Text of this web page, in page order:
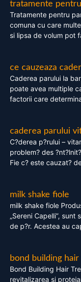
tratamente
Tratamente pentru
comuna cu care
si lipsa de volum pot
ce cauzeaza
Caderea parului la
poate avea multiple
factorii care
caderea parului
C?derea p?rului –
problem? des
Fie c? este cauzat?
milk shake fiole
milk shake fiole
„Sereni Capelli”,
de p?r. Acestea au
bond building
Bond Building Hair
revitalizarea si